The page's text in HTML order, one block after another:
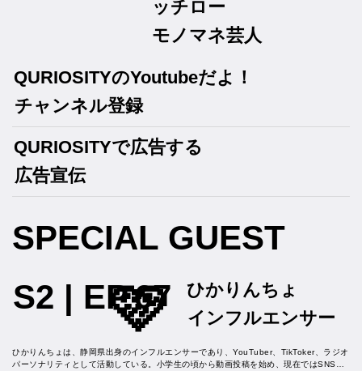
モノマネ芸人
ッチロー
QURIOSITYのYoutubeだよ！
チャンネル登録
QURIOSITYで広告する
広告宣伝
S2 | EP.67
ひかりんちょ
インフルエンサー
🩷
ひかりんちょは、静岡県出身のインフルエンサーであり、YouTuber、TikToker、ラジオ
パーソナリティとして活動している。小学生の頃から動画投稿を始め、現在ではSNS総
SPECIAL GUEST